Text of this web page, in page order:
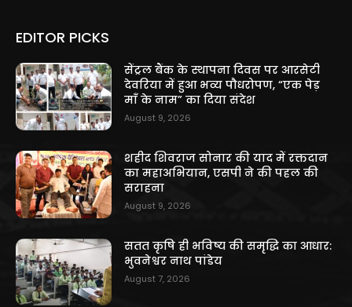
EDITOR PICKS
सेंट्रल बैंक के स्थापना दिवस पर आरसेटी
देवरिया में हुआ भव्य पौधरोपण, “एक पेड़
माँ के नाम” का दिया संदेश
August 9, 2026
शहीद शिवराज सोनार की याद में रक्तदान
का महाअभियान, एसपी ने की पहल की
सराहना
August 9, 2026
सतत कृषि ही भविष्य की समृद्धि का आधार:
भुवनेश्वर नाथ पांडेय
August 7, 2026